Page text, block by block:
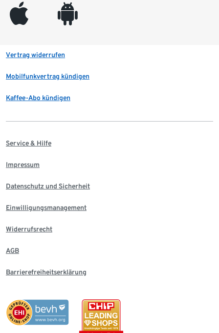
appleinc android
Vertrag widerrufen
Mobilfunkvertrag kündigen
Kaffee-Abo kündigen
Service & Hilfe
Impressum
Datenschutz und Sicherheit
Einwilligungsmanagement
Widerrufsrecht
AGB
Barrierefreiheitserklärung